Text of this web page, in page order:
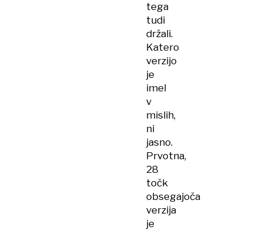
tega
tudi
držali.
Katero
verzijo
je
imel
v
mislih,
ni
jasno.
Prvotna,
28
točk
obsegajoča
verzija
je